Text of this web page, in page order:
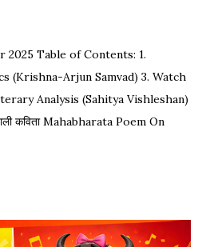
2025 Table of Contents: 1.
(Krishna-Arjun Samvad) 3. Watch
Analysis (Sahitya Vishleshan)
कविता Mahabharata Poem On
Collection for more Veer